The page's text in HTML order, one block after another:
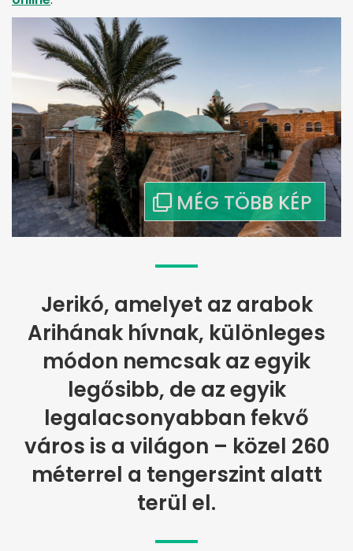
Jerikó, amelyet az arabok
Arihának hívnak, különleges
módon nemcsak az egyik
legősibb, de az egyik
legalacsonyabban fekvő
város is a világon – közel 260
méterrel a tengerszint alatt
terül el.